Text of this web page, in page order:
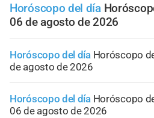
Horóscopo del día
06 de agosto de 2026
Horóscopo del día Horóscopo
de agosto de 2026
Horóscopo del día Horóscopo
06 de agosto de 2026